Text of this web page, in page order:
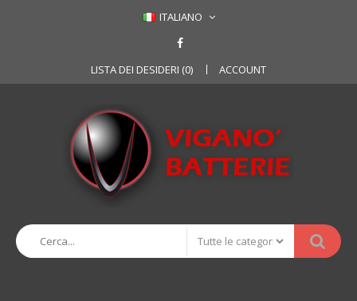
ITALIANO
LISTA DEI DESIDERI (0) ACCOUNT